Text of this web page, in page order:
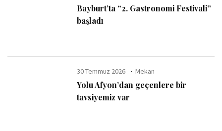
Bayburt’ta “2. Gastronomi Festivali”
başladı
30 Temmuz 2026 Mekan
Yolu Afyon’dan geçenlere bir
tavsiyemiz var